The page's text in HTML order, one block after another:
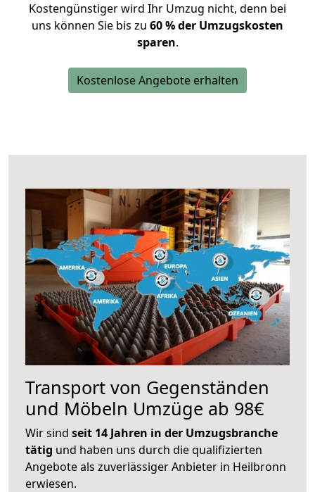
Kostengünstiger wird Ihr Umzug nicht, denn bei
uns können Sie bis zu 60 % der Umzugskosten
sparen.
Kostenlose Angebote erhalten
Transport von Gegenständen
und Möbeln Umzüge ab 98€
Wir sind seit 14 Jahren in der Umzugsbranche
tätig und haben uns durch die qualifizierten
Angebote als zuverlässiger Anbieter in Heilbronn
erwiesen.